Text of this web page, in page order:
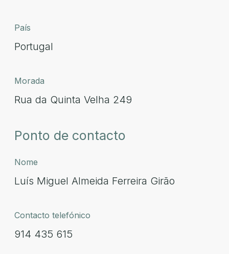
País
Portugal
Morada
Rua da Quinta Velha 249
Ponto de contacto
Nome
Luís Miguel Almeida Ferreira Girão
Contacto telefónico
914 435 615